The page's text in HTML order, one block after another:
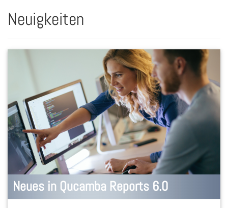
Neuigkeiten
Neues in Qucamba Reports 6.0